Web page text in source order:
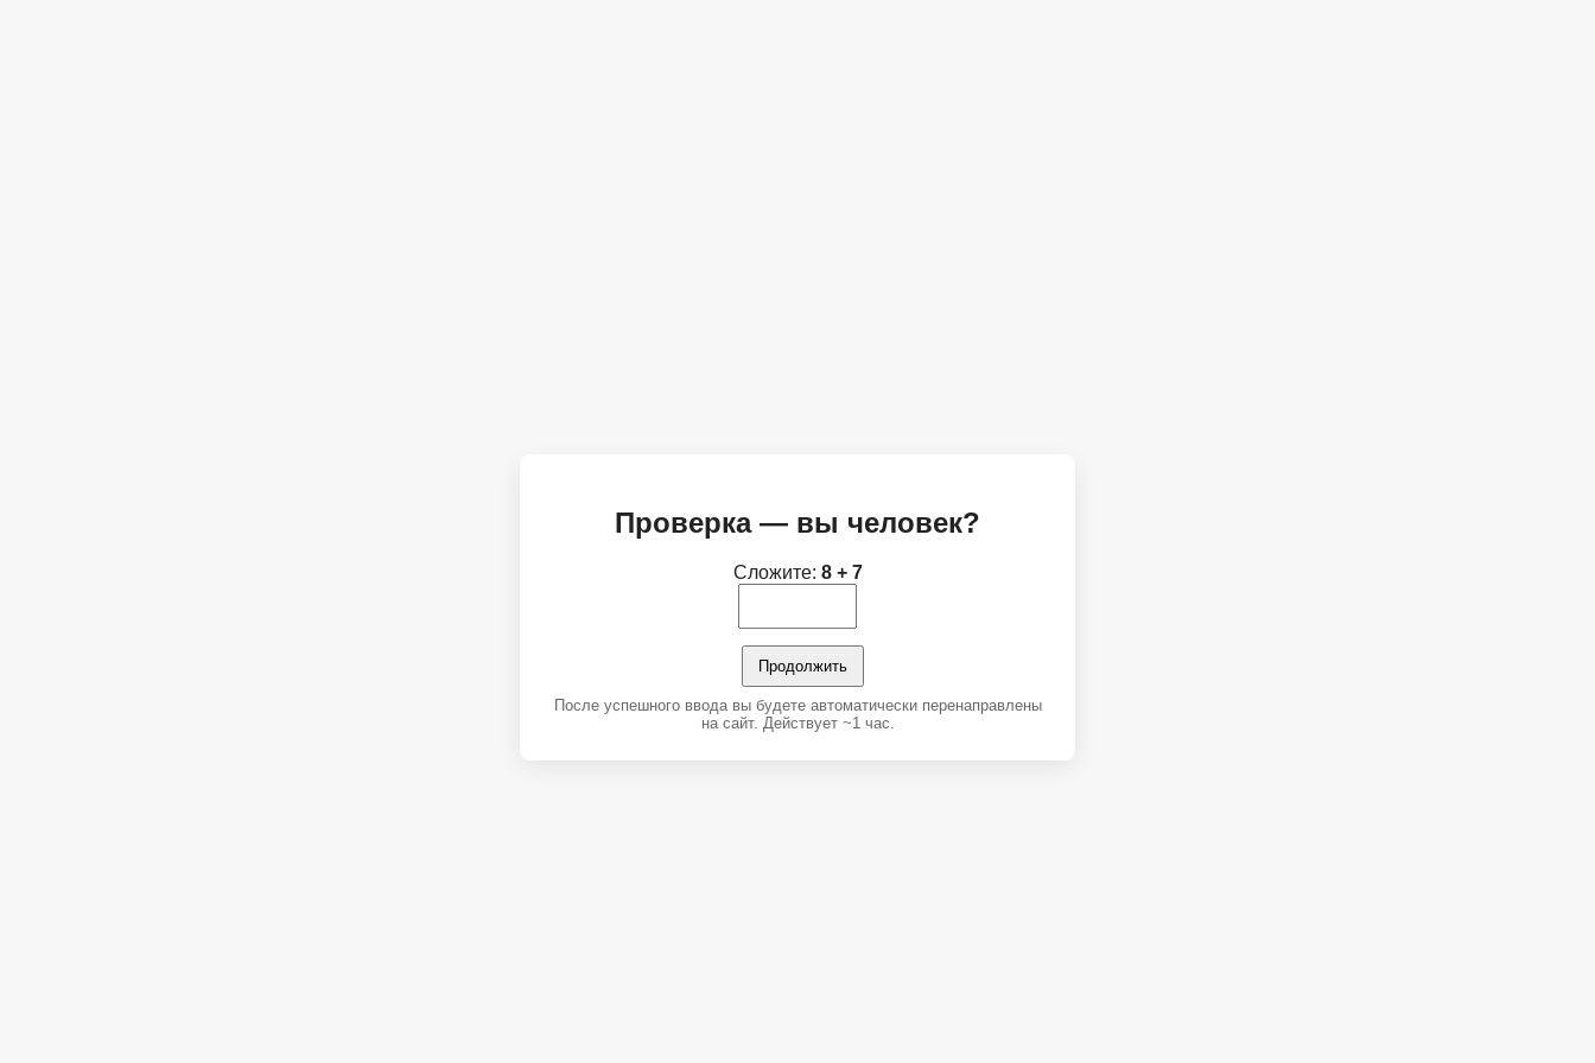
Проверка — вы человек?
Сложите: 8 + 7
Продолжить
После успешного ввода вы будете автоматически перенаправлены
на сайт. Действует ~1 час.